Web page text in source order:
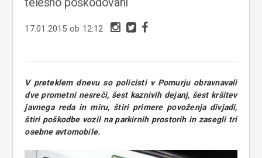
17.01.2015 ob 12:12
V preteklem dnevu so policisti v Pomurju obravnavali
dve prometni nesreči, šest kaznivih dejanj, šest kršitev
javnega reda in miru, štiri primere povoženja divjadi,
štiri poškodbe vozil na parkirnih prostorih in zasegli tri
osebne avtomobile.